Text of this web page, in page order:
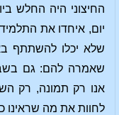
החיצוני היה החלש
יום, איחדו את
שלא יכלו להשתתף
שאמרה להם: גם
אנו רק תמונה, רק
לחוות את מה שראינו